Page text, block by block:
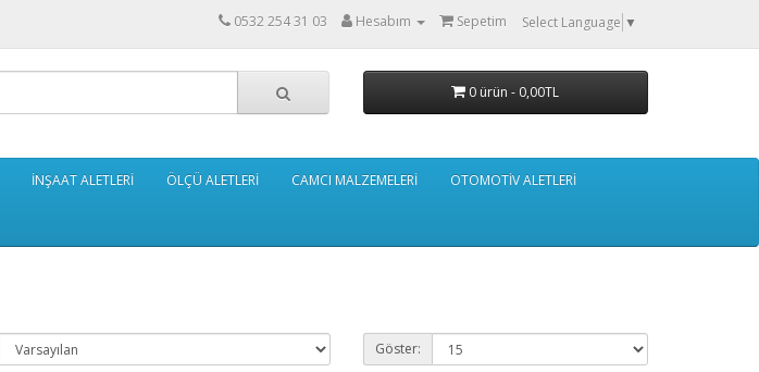
0532 254 31 03 Hesabım Sepetim Select Language ▼
0 ürün - 0,00TL
İNŞAAT ALETLERİ ÖLÇÜ ALETLERİ CAMCI MALZEMELERİ OTOMOTİV ALETLERİ
Göster: